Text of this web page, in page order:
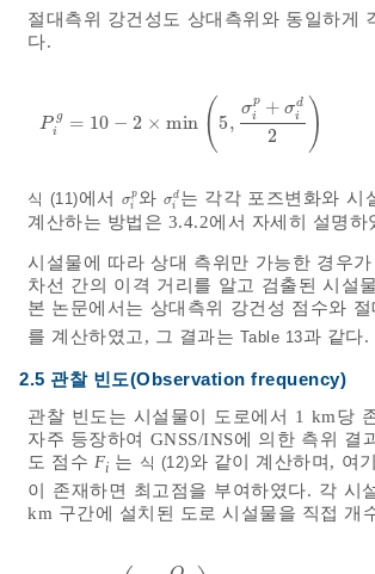
절대측위 강건성도 상대측위와 동일하
다.
P g
i
= 10 − 2 × min ( 5,
σp
i
+ σd
i
2 )
Pig= 10-2×m n5,σip+σid2
식 (11)에서 σp
i
σip와 σd
i
σid는 각각 포즈변화와 시
계산하는 방법은 3.4.2에서 자세히 설명하
시설물에 따라 상대 측위만 가능한 경우
차선 간의 이격 거리를 알고 검출된 시설
본 논문에서는 상대측위 강건성 점수와
를 계산하였고, 그 결과는 Table 13과 같다.
2.5 관찰 빈도(Observation frequency)
관찰 빈도는 시설물이 도로에서 1 km당
자주 등장하여 GNSS/INS에 의한 측위
도 점수 Fi 는 식 (12)와 같이 계산하며, 여
이 존재하면 최고점을 부여하였다. 각 시
km 구간에 설치된 도로 시설물을 직접